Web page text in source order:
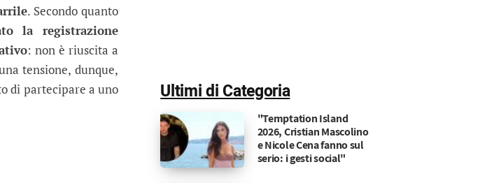
. Secondo quanto
la registrazione
: non è riuscita a
tensione, dunque,
di partecipare a uno
Ultimi di Categoria
"Temptation Island
2026, Cristian Mascolino
e Nicole Cena fanno sul
serio: i gesti social"